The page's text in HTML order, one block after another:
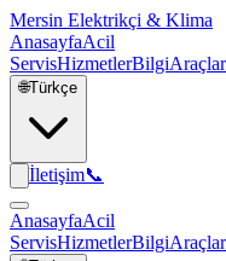
Mersin Elektrikçi & Klima
AnasayfaAcil
ServisHizmetlerBilgiAraçlar
🌐Türkçe
İletişim📞
AnasayfaAcil
ServisHizmetlerBilgiAraçlar